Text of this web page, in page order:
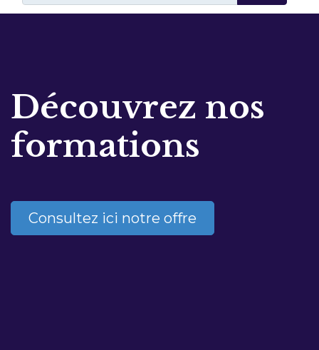
Découvrez nos
formations
Consultez ici notre offre